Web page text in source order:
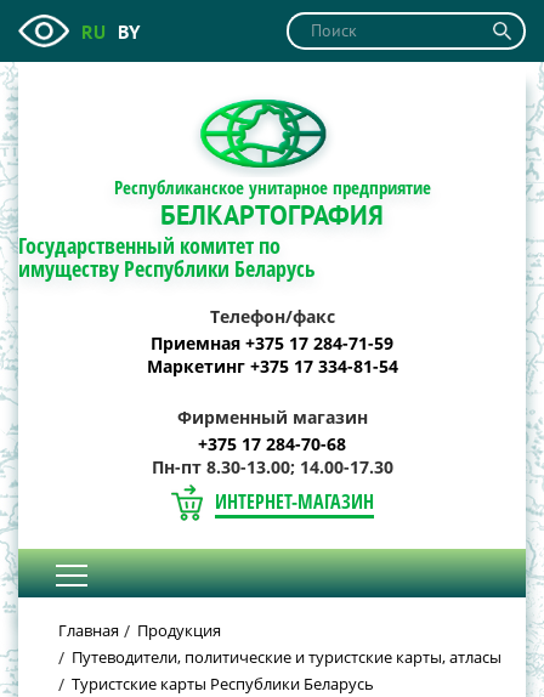
RU BY
Республиканское унитарное предприятие
БЕЛКАРТОГРАФИЯ
Государственный комитет по
имуществу Республики Беларусь
Телефон/факс
Приемная +375 17 284-71-59
Маркетинг +375 17 334-81-54
Фирменный магазин
+375 17 284-70-68
Пн-пт 8.30-13.00; 14.00-17.30
ИНТЕРНЕТ-МАГАЗИН
Главная
Продукция
Путеводители, политические и туристские карты, атласы
Туристские карты Республики Беларусь